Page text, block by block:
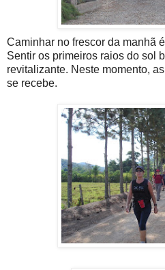
Caminhar no frescor da manhã
Sentir os primeiros raios do sol
revitalizante. Neste momento,
se recebe.